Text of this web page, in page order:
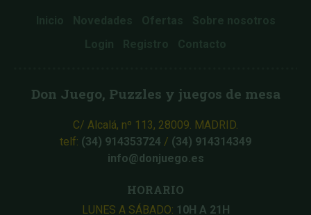
Inicio Novedades Ofertas
Sobre nosotros
Login
Registro Contacto
Don Juego, Puzzles y juegos de mesa
C/ Alcalá, nº 113, 28009. MADRID.
telf: (34) 914353724 / (34) 914314349
info@donjuego.es
HORARIO
LUNES A SÁBADO: 10H A 21H